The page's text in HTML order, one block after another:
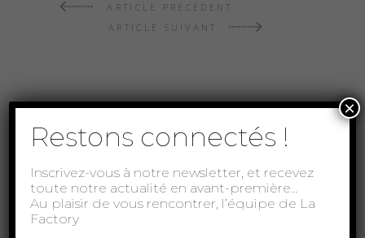
ARTICLE PRÉCÉDENT
ARTICLE SUIVANT
Restons connectés !
Inscrivez-vous à notre newsletter, et recevez
toute notre actualité en avant-première…
Au plaisir de vous rencontrer, l’équipe de La
Factory
×